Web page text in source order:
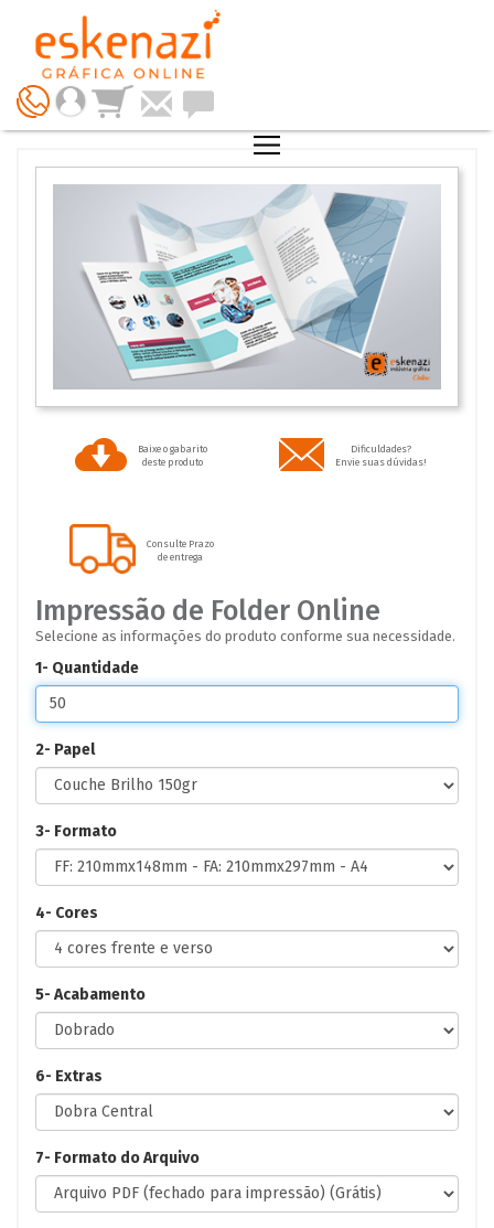
Baixe o gabarito
deste produto
Dificuldades?
Envie suas dúvidas!
Consulte Prazo
de entrega
Impressão de Folder Online
Selecione as informações do produto conforme sua necessidade.
1- Quantidade
2- Papel
3- Formato
4- Cores
5- Acabamento
6- Extras
7- Formato do Arquivo